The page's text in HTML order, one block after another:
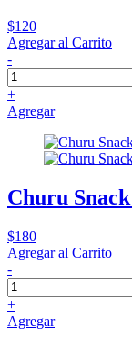
$120
Agregar al Carrito
-
+
Agregar
Churu
$180
Agregar al Carrito
-
+
Agregar